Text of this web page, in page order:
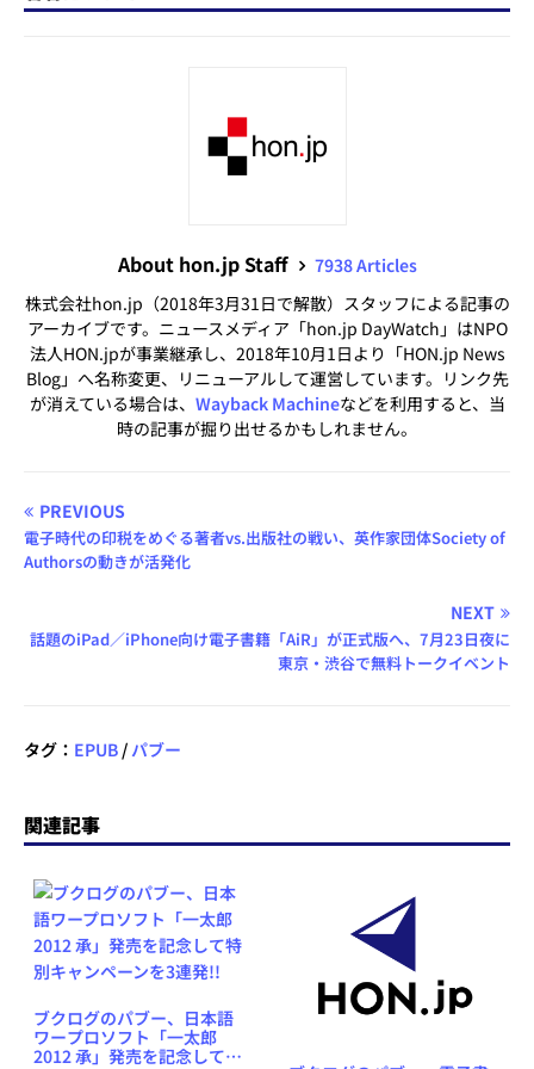
About hon.jp Staff
7938 Articles
株式会社hon.jp（2018年3月31日で解散）スタッフによる記事の
アーカイブです。ニュースメディア「hon.jp DayWatch」はNPO
法人HON.jpが事業継承し、2018年10月1日より「HON.jp News
Blog」へ名称変更、リニューアルして運営しています。リンク先
が消えている場合は、 Wayback Machineなどを利用すると、当
時の記事が掘り出せるかもしれません。
PREVIOUS
電子時代の印税をめぐる著者vs.出版社の戦い、英作家団体Society of
Authorsの動きが活発化
NEXT
話題のiPad／iPhone向け電子書籍「AiR」が正式版へ、7月23日夜に
東京・渋谷で無料トークイベント
タグ： EPUB / パブー
関連記事
ブクログのパブー、日本語
ワープロソフト「一太郎
2012 承」発売を記念して特